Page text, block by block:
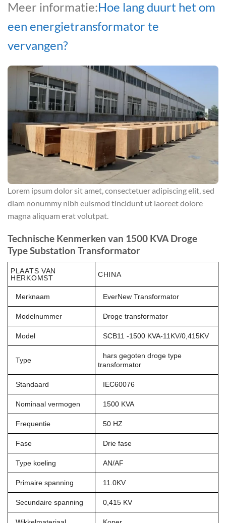
Meer informatie:Hoe lang duurt het om
een energietransformator te
vervangen?
Lorem ipsum dolor sit amet, consectetuer adipiscing elit, sed
diam nonummy nibh euismod tincidunt ut laoreet dolore
magna aliquam erat volutpat.
Technische Kenmerken van 1500 KVA Droge
Type Substation Transformator
PLAATS VAN
HERKOMST
CHINA
Merknaam EverNew Transformator
Modelnummer Droge transformator
Model SCB11 -1500 KVA-11KV/0,415KV
Type
hars gegoten droge type
transformator
Standaard IEC60076
Nominaal vermogen 1500 KVA
Frequentie 50 HZ
Fase Drie fase
Type koeling AN/AF
Primaire spanning 11.0KV
Secundaire spanning 0,415 KV